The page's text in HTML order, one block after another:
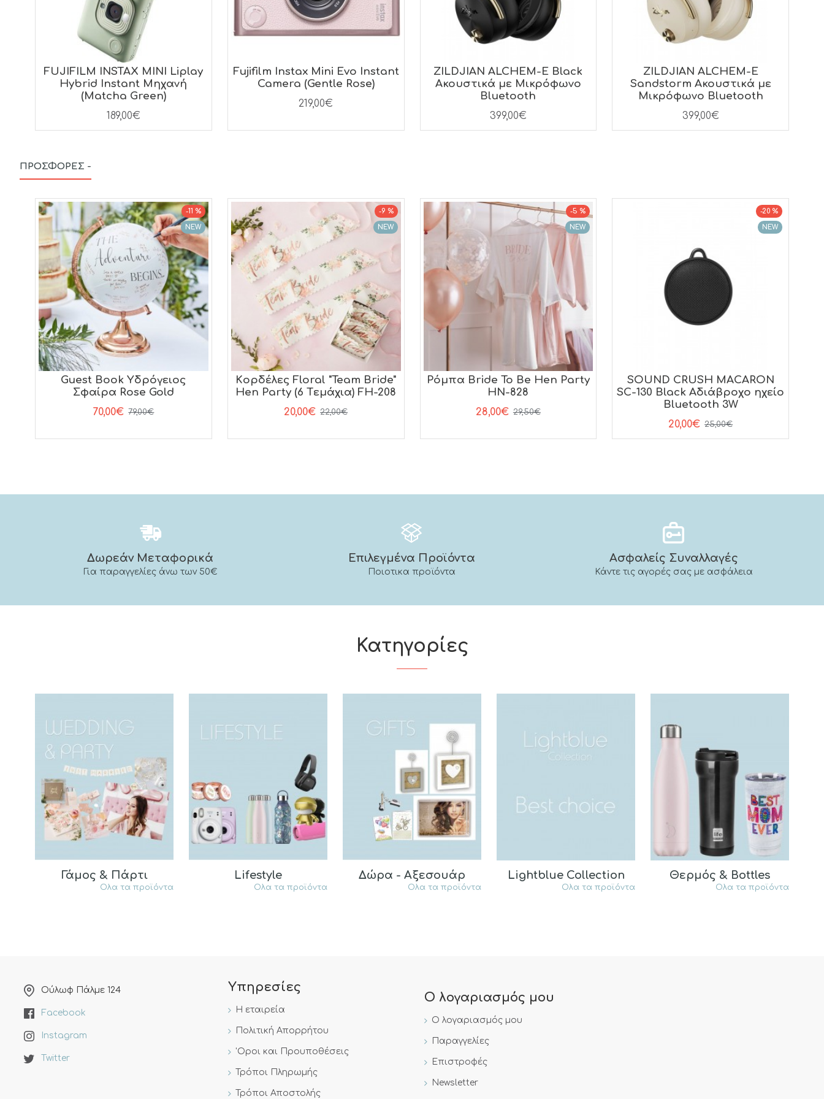
FUJIFILM INSTAX MINI Liplay
Hybrid Instant Μηχανή
(Matcha Green)
189,00€
Fujifilm Instax Mini Evo Instant
Camera (Gentle Rose)
219,00€
ZILDJIAN ALCHEM-E Black
Ακουστικά με Μικρόφωνο
Bluetooth
399,00€
ZILDJIAN ALCHEM-E
Sandstorm Ακουστικά με
Μικρόφωνο Bluetooth
399,00€
ΠΡΟΣΦΟΡΈΣ -
NEW
-11 %
Guest Book Yδρόγειος
Σφαίρα Rose Gold
70,00€ 79,00€
NEW
-9 %
Kορδέλες Floral "Team Bride"
Hen Party (6 Tεμάχια) FH-208
20,00€ 22,00€
NEW
-5 %
Pόμπα Bride To Be Hen Party
HN-828
28,00€ 29,50€
NEW
-20 %
SOUND CRUSH MACARON
SC-130 Black Aδιάβροχο ηχείο
Bluetooth 3W
20,00€ 25,00€
Δωρεάν Μεταφορικά
Για παραγγελίες άνω των 50€
Επιλεγμένα Προϊόντα
Ποιοτικα προϊόντα
Ασφαλείς Συναλλαγές
Κάντε τις αγορές σας με ασφάλεια
Κατηγορίες
Γάμος & Πάρτι
Ολα τα προϊόντα
Lifestyle
Ολα τα προϊόντα
Δώρα - Αξεσουάρ
Ολα τα προϊόντα
Lightblue Collection
Ολα τα προϊόντα
Θερμός & Bottles
Ολα τα προϊόντα
Ούλωφ Πάλμε 124
Facebook
Instagram
Twitter
Υπηρεσίες
Η εταιρεία
Πολιτική Απορρήτου
'Οροι και Προυποθέσεις
Τρόποι Πληρωμής
Τρόποι Αποστολής
Ο λογαριασμός μου
Ο λογαριασμός μου
Παραγγελίες
Επιστροφές
Newsletter